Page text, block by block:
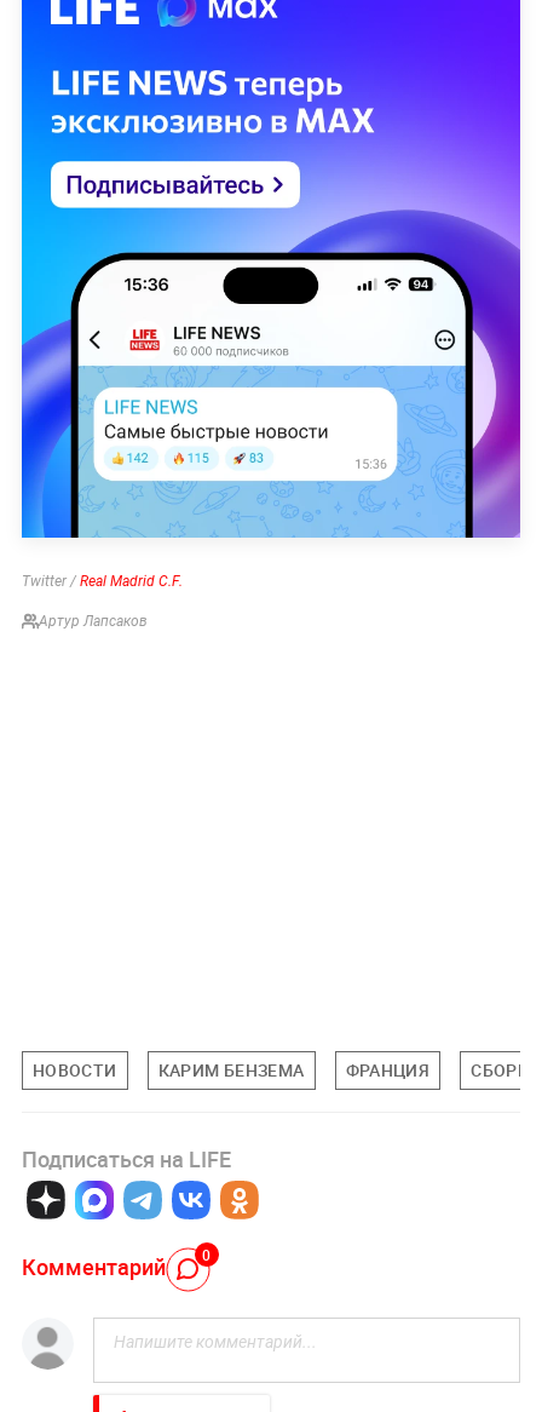
Twitter / Real Madrid C.F.
Артур Лапсаков
НОВОСТИ КАРИМ БЕНЗЕМА ФРАНЦИЯ
Подписаться на LIFE
Комментарий 0